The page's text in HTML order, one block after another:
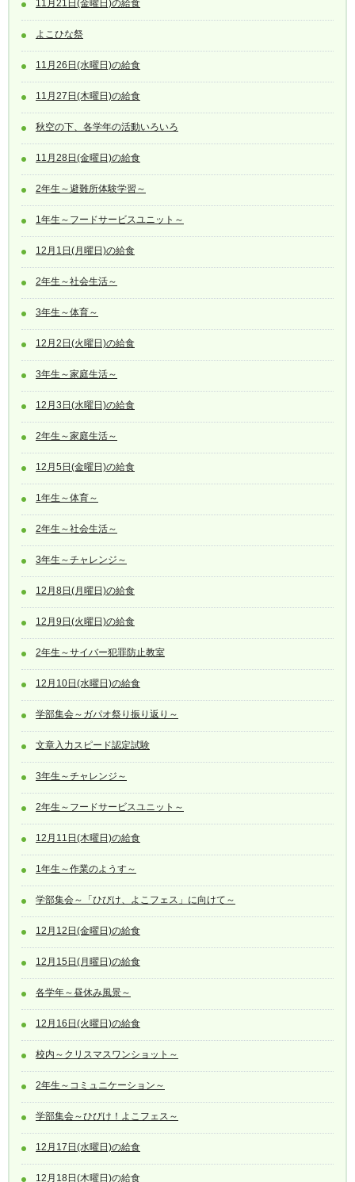
11月21日(金曜日)の給食
よこひな祭
11月26日(水曜日)の給食
11月27日(木曜日)の給食
秋空の下、各学年の活動いろいろ
11月28日(金曜日)の給食
2年生～避難所体験学習～
1年生～フードサービスユニット～
12月1日(月曜日)の給食
2年生～社会生活～
3年生～体育～
12月2日(火曜日)の給食
3年生～家庭生活～
12月3日(水曜日)の給食
2年生～家庭生活～
12月5日(金曜日)の給食
1年生～体育～
2年生～社会生活～
3年生～チャレンジ～
12月8日(月曜日)の給食
12月9日(火曜日)の給食
2年生～サイバー犯罪防止教室
12月10日(水曜日)の給食
学部集会～ガパオ祭り振り返り～
文章入力スピード認定試験
3年生～チャレンジ～
2年生～フードサービスユニット～
12月11日(木曜日)の給食
1年生～作業のようす～
学部集会～「ひびけ、よこフェス」に向けて～
12月12日(金曜日)の給食
12月15日(月曜日)の給食
各学年～昼休み風景～
12月16日(火曜日)の給食
校内～クリスマスワンショット～
2年生～コミュニケーション～
学部集会～ひびけ！よこフェス～
12月17日(水曜日)の給食
12月18日(木曜日)の給食